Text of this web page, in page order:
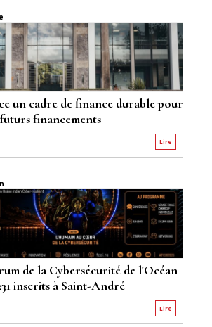
un cadre de finance durable pour
financements
Lire
de la Cybersécurité de l'Océan
inscrits à Saint-André
Lire